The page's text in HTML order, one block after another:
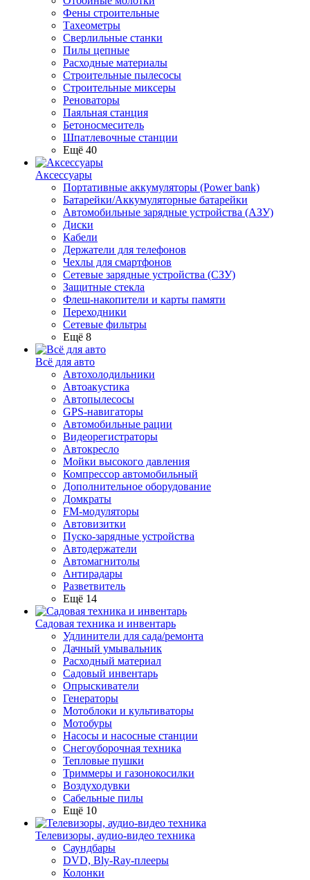
Фены строительные
Тахеометры
Сверлильные станки
Пилы цепные
Расходные материалы
Строительные пылесосы
Строительные миксеры
Реноваторы
Паяльная станция
Бетоносмеситель
Шпатлевочные станции
Ещё 40
Аксессуары
Портативные аккумуляторы (Power bank)
Батарейки/Аккумуляторные батарейки
Автомобильные зарядные устройства (АЗУ)
Диски
Кабели
Держатели для телефонов
Чехлы для смартфонов
Сетевые зарядные устройства (СЗУ)
Защитные стекла
Флеш-накопители и карты памяти
Переходники
Сетевые фильтры
Ещё 8
Всё для авто
Автохолодильники
Автоакустика
Автопылесосы
GPS-навигаторы
Автомобильные рации
Видеорегистраторы
Автокресло
Мойки высокого давления
Компрессор автомобильный
Дополнительное оборудование
Домкраты
FM-модуляторы
Автовизитки
Пуско-зарядные устройства
Автодержатели
Автомагнитолы
Антирадары
Разветвитель
Ещё 14
Садовая техника и инвентарь
Удлинители для сада/ремонта
Дачный умывальник
Расходный материал
Садовый инвентарь
Опрыскиватели
Генераторы
Мотоблоки и культиваторы
Мотобуры
Насосы и насосные станции
Снегоуборочная техника
Тепловые пушки
Триммеры и газонокосилки
Воздуходувки
Сабельные пилы
Ещё 10
Телевизоры, аудио-видео техника
Саундбары
DVD, Bly-Ray-плееры
Колонки